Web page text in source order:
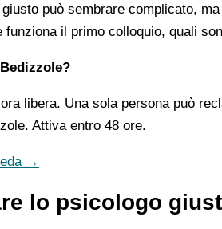
può sembrare complicato,
funziona il primo colloquio, quali
libera. Una sola persona può
Attiva entro 48 ore.
→
lo psicologo